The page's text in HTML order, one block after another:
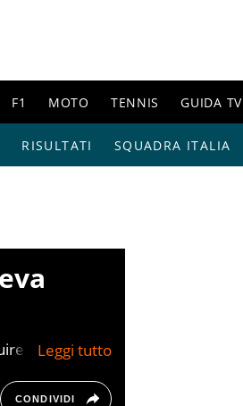
F1 MOTO TENNIS GUIDA TV
RISULTATI SQUADRA ITALIA
per la prima
CONDIVIDI